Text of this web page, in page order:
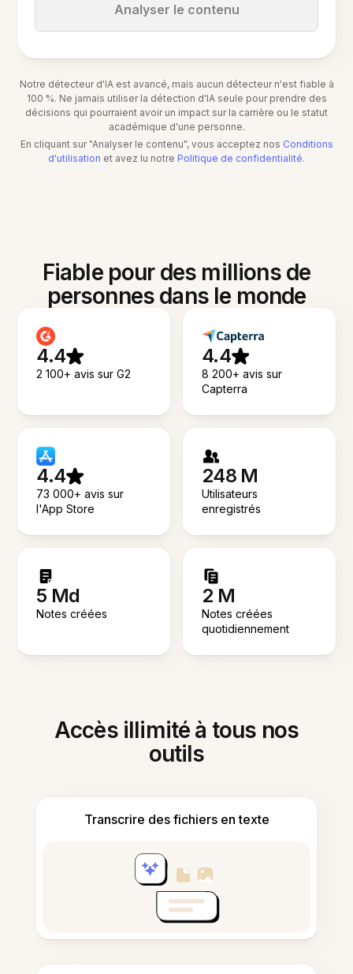
Analyser le contenu
Notre détecteur d'IA est avancé, mais aucun détecteur n'est fiable à
100 %. Ne jamais utiliser la détection d'IA seule pour prendre des
décisions qui pourraient avoir un impact sur la carrière ou le statut
académique d'une personne.
En cliquant sur "Analyser le contenu", vous acceptez nos Conditions
d'utilisation et avez lu notre Politique de confidentialité.
Fiable pour des millions de
personnes dans le monde
4.4
2 100+ avis sur G2
4.4
8 200+ avis sur
Capterra
4.4
73 000+ avis sur
l'App Store
248 M
Utilisateurs
enregistrés
5 Md
Notes créées
2 M
Notes créées
quotidiennement
Accès illimité à tous nos
outils
Transcrire des fichiers en texte